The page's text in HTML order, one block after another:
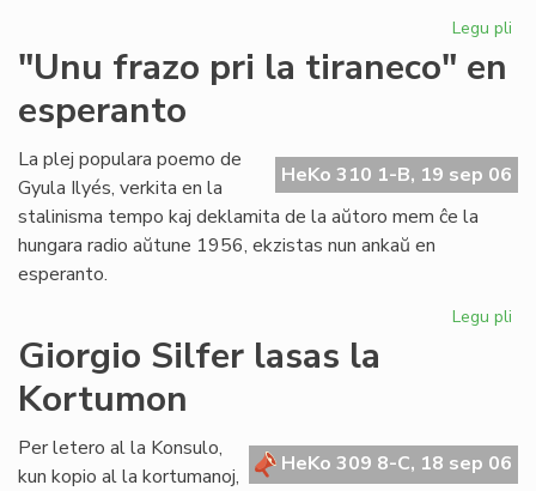
Legu pli
"Unu frazo pri la tiraneco" en
esperanto
HeKo 310 1-B, 19 sep 06
La plej populara poemo de
Gyula Ilyés, verkita en la
stalinisma tempo kaj deklamita de la aŭtoro mem ĉe la
hungara radio aŭtune 1956, ekzistas nun ankaŭ en
esperanto.
Legu pli
Giorgio Silfer lasas la
Kortumon
HeKo 309 8-C, 18 sep 06
Per letero al la Konsulo,
kun kopio al la kortumanoj,